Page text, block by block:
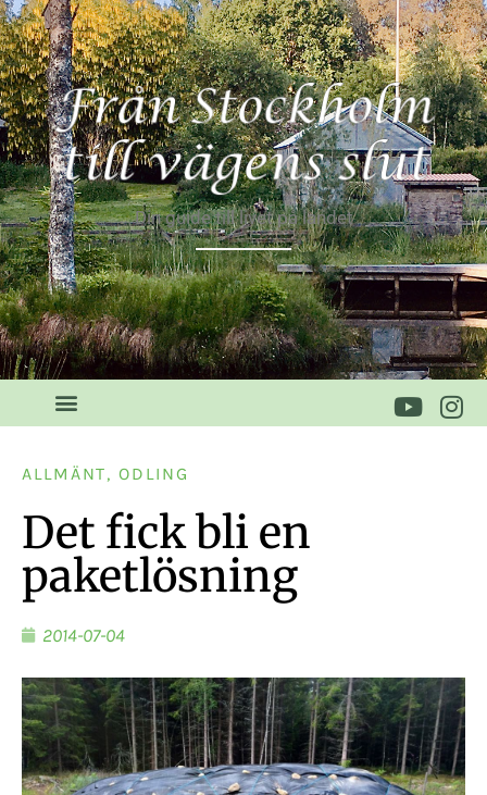
Din guide till livet på landet
ALLMÄNT,ODLING
Det fick bli en
paketlösning
2014-07-04